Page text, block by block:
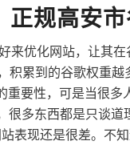
正规高安
来优化网站，让其
积累到的谷歌权重
要性，可是当很
多东西都是只谈
表现还是很差。不